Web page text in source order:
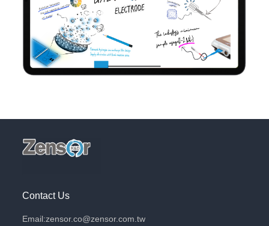
Contact Us
Email:zensor.co@zensor.com.tw